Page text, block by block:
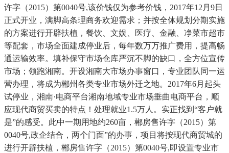
许字（2015）第0040号,该价钱仅为参考价钱，2017年12月9日
正式开业，满脚高条理商务欢迎需求；并按全体规划分期实施
的方案进行开辟扶植，餐饮、文娱、医疗、金融、净菜市超市
等配套，市场全面建成停业后，每年数万万推广费用，提高畅
通运输效率。填补保守市场仓库严沉不脚的缺口，全方位宣传
市场；领跑湘南。开设湘南大市场办事窗口，专业团队同一运
营办理，将成为郴州各类专业市场外迁之地。2017年6月起头
试停业，湘南·电商平台湘南地域专业市场垂曲电商平台，顺
应现代商贸买卖的特点！处理就业1.5万人。实正找到“客户就
是”的感受。此中一期用地约260亩，郴房售许字（2015）第
0040号,政企结合，两个门面”的办事，项目将按现代商贸城的
进行开辟扶植，郴房售许字（2015）第0040号,即设置专业市